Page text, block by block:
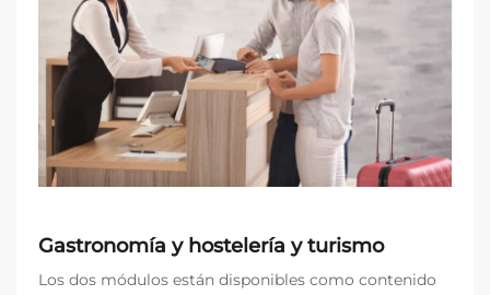
Gastronomía y hostelería y turismo
Los dos módulos están disponibles como contenido